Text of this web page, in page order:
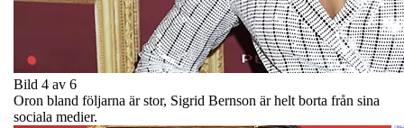
Bild 4 av 6
Oron bland följarna är stor, Sigrid Bernson är helt borta från sina
sociala medier.